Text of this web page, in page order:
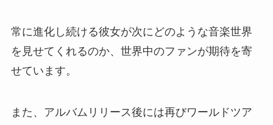
常に進化し続ける彼女が次にどのような音楽世界
を見せてくれるのか、世界中のファンが期待を寄
せています。
また、アルバムリリース後には再びワールドツア